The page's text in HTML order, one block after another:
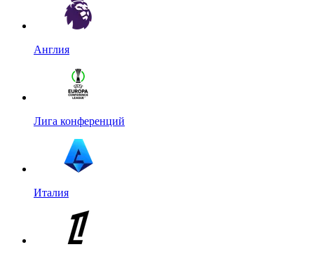
Англия
Лига конференций
Италия